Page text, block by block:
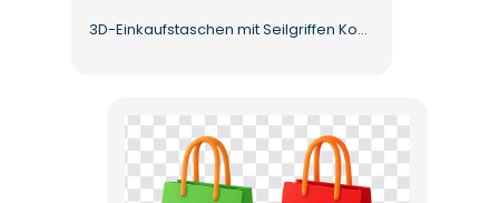
3D-Einkaufstaschen mit Seilgriffen Kostenloses PNG